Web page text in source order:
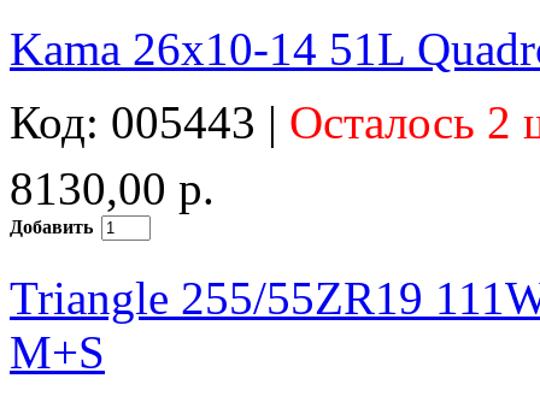
Kama 26x10-14 51L
Код: 005443 | Осталось 2
8130,00 р.
Добавить
Triangle 255/55ZR19
M+S